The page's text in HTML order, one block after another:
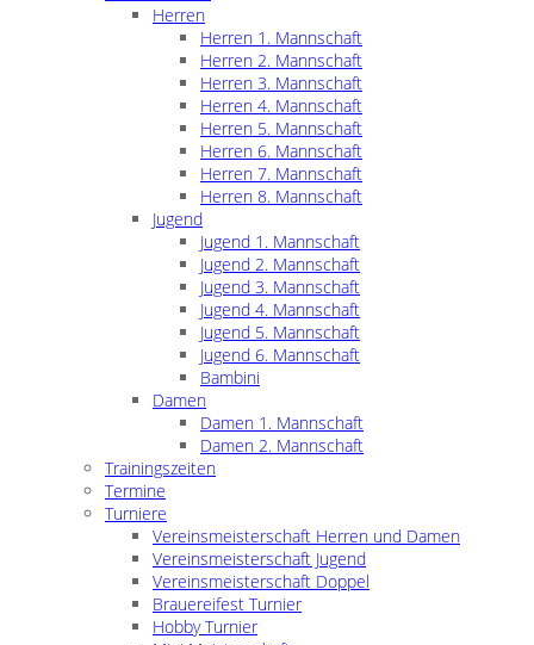
Herren
Herren 1. Mannschaft
Herren 2. Mannschaft
Herren 3. Mannschaft
Herren 4. Mannschaft
Herren 5. Mannschaft
Herren 6. Mannschaft
Herren 7. Mannschaft
Herren 8. Mannschaft
Jugend
Jugend 1. Mannschaft
Jugend 2. Mannschaft
Jugend 3. Mannschaft
Jugend 4. Mannschaft
Jugend 5. Mannschaft
Jugend 6. Mannschaft
Bambini
Damen
Damen 1. Mannschaft
Damen 2. Mannschaft
Trainingszeiten
Termine
Turniere
Vereinsmeisterschaft Herren und Damen
Vereinsmeisterschaft Jugend
Vereinsmeisterschaft Doppel
Brauereifest Turnier
Hobby Turnier